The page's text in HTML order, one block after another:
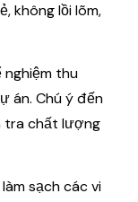
không lồi lõm,
thu
án. Chú ý đến
tra chất lượng
sạch các vi